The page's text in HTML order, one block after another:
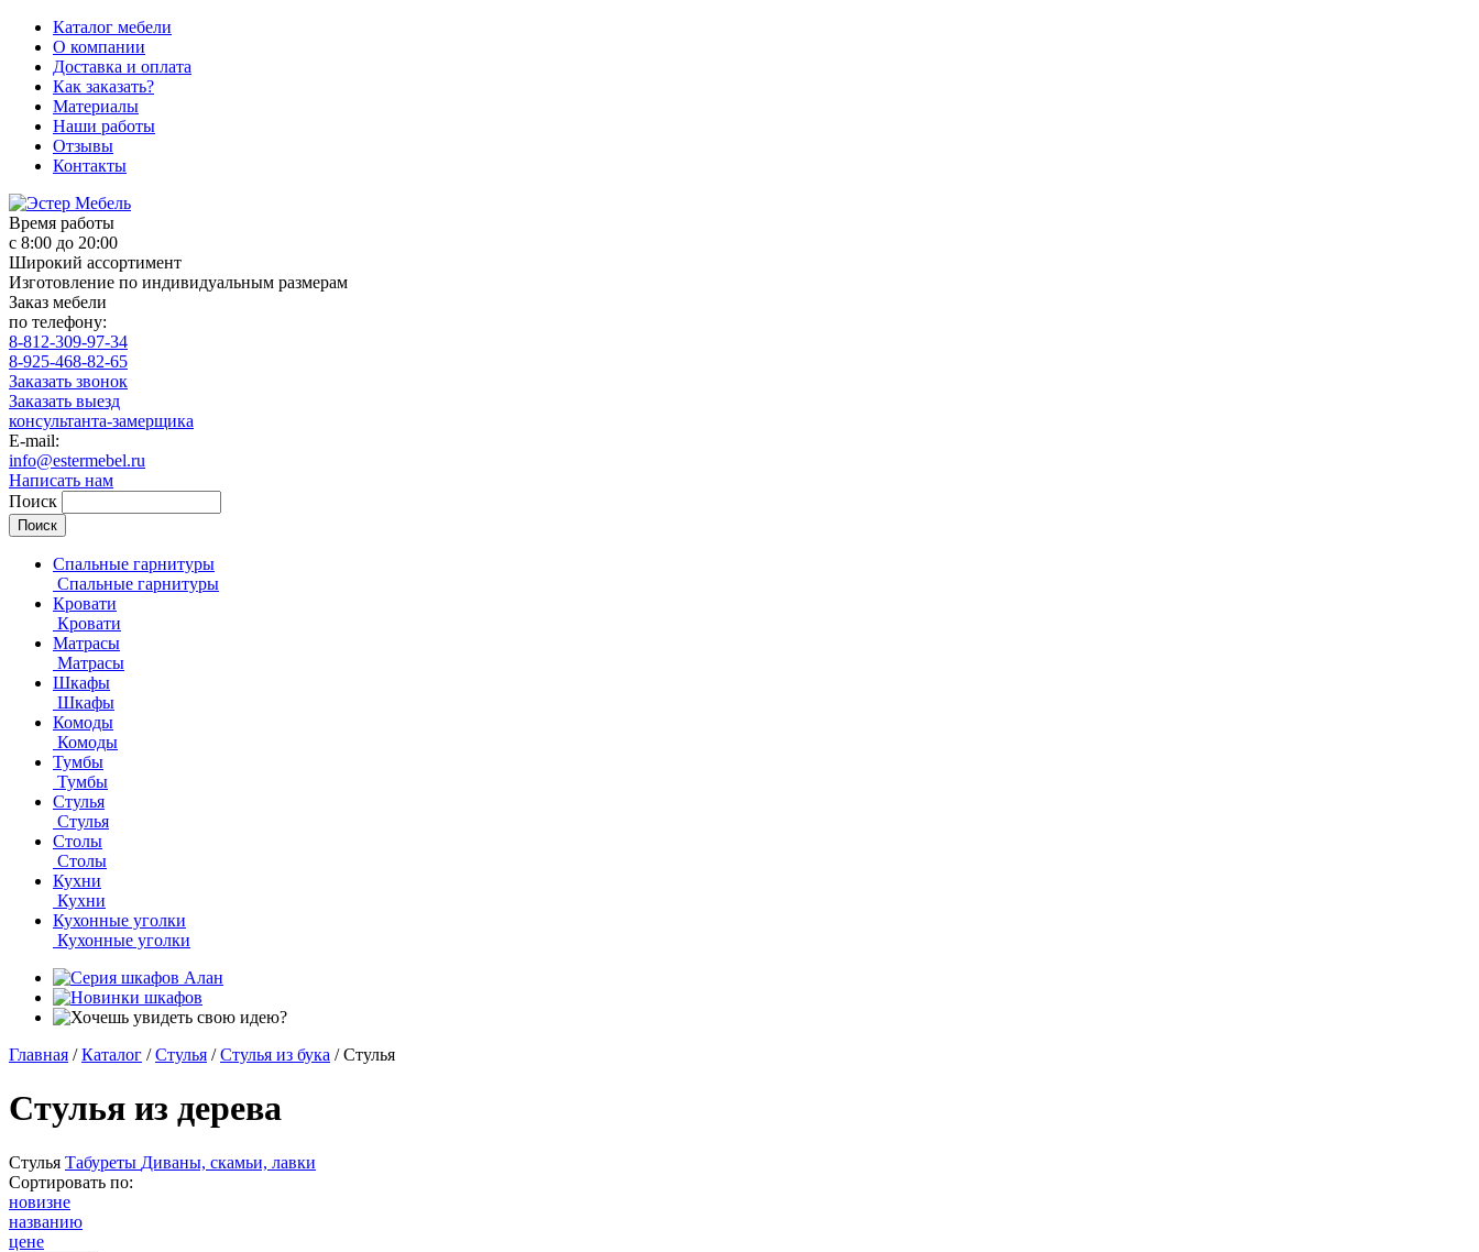
Каталог мебели
О компании
Доставка и оплата
Как заказать?
Материалы
Наши работы
Отзывы
Контакты
Время работы
с 8:00 до 20:00
Широкий ассортимент
Изготовление по индивидуальным размерам
Заказ мебели
по телефону:
8-812-309-97-34
8-925-468-82-65
Заказать звонок
Заказать выезд
консультанта-замерщика
E-mail:
info@estermebel.ru
Написать нам
Поиск
Спальные гарнитуры
Спальные гарнитуры
Кровати
Кровати
Матрасы
Матрасы
Шкафы
Шкафы
Комоды
Комоды
Тумбы
Тумбы
Стулья
Стулья
Столы
Столы
Кухни
Кухни
Кухонные уголки
Кухонные уголки
Главная / Каталог / Стулья / Стулья из бука / Стулья
Стулья из дерева
Стулья Табуреты Диваны, скамьи, лавки
Сортировать по:
новизне
названию
цене